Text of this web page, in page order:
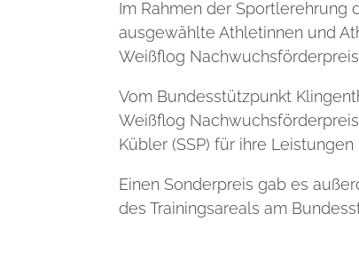
Im Rahmen der Sportlerehrung
ausgewählte Athletinnen und
Weißflog
Vom Bundesstützpunkt
Weißflog
Kübler (SSP) für ihre
Einen Sonderpreis gab es
des Trainingsareals am